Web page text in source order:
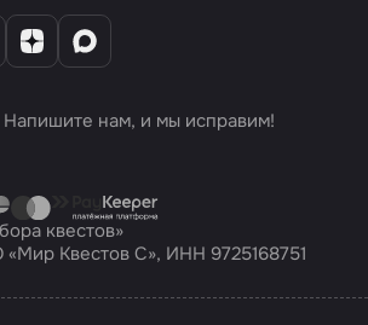
нам, и мы исправим!
квестов»
Квестов С», ИНН 9725168751